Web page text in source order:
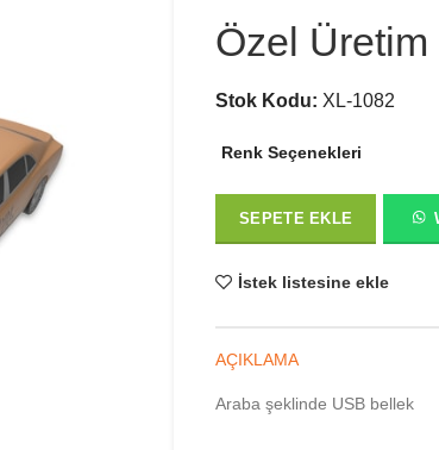
Özel
Stok Kodu: XL-1082
Renk Seçenekleri
SEPETE EKLE
İstek listesine ekle
AÇIKLAMA
Araba şeklinde USB bellek